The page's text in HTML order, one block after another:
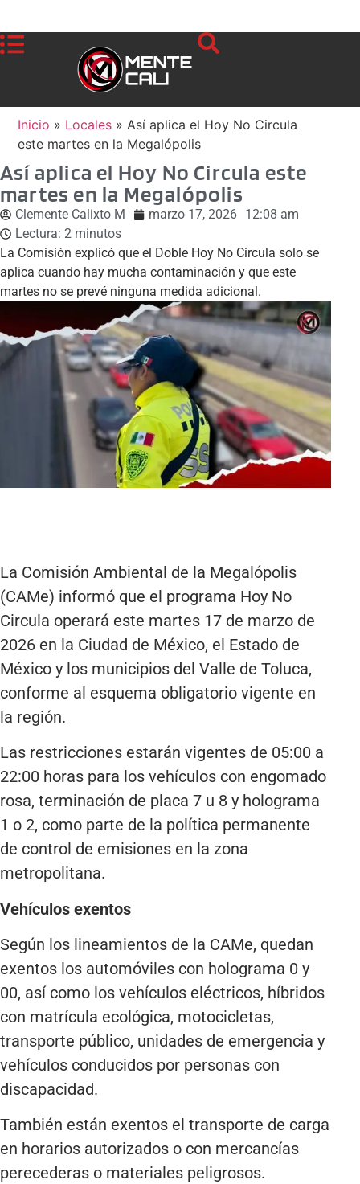
Inicio » Locales » Así aplica el Hoy No Circula
este martes en la Megalópolis
Así aplica el Hoy No Circula este
martes en la Megalópolis
Clemente Calixto M marzo 17, 2026 12:08 am
Lectura: 2 minutos
La Comisión explicó que el Doble Hoy No Circula solo se
aplica cuando hay mucha contaminación y que este
martes no se prevé ninguna medida adicional.
La Comisión Ambiental de la Megalópolis
(CAMe) informó que el programa Hoy No
Circula operará este martes 17 de marzo de
2026 en la Ciudad de México, el Estado de
México y los municipios del Valle de Toluca,
conforme al esquema obligatorio vigente en
la región.
Las restricciones estarán vigentes de 05:00 a
22:00 horas para los vehículos con engomado
rosa, terminación de placa 7 u 8 y holograma
1 o 2, como parte de la política permanente
de control de emisiones en la zona
metropolitana.
Vehículos exentos
Según los lineamientos de la CAMe, quedan
exentos los automóviles con holograma 0 y
00, así como los vehículos eléctricos, híbridos
con matrícula ecológica, motocicletas,
transporte público, unidades de emergencia y
vehículos conducidos por personas con
discapacidad.
También están exentos el transporte de carga
en horarios autorizados o con mercancías
perecederas o materiales peligrosos.